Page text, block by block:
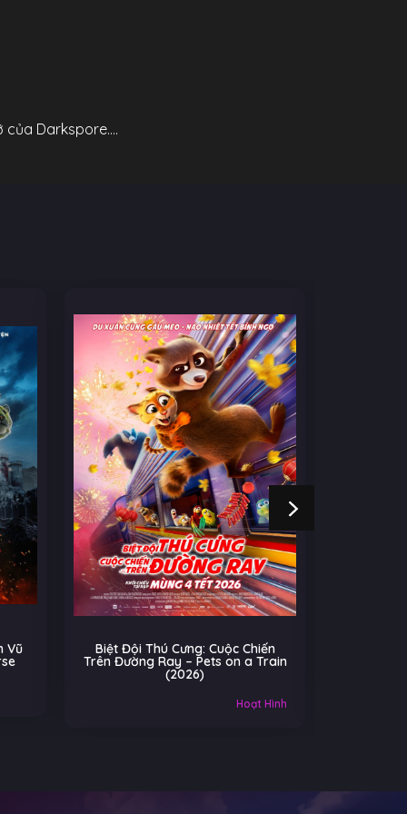
của Darkspore….
Vũ Biệt Đội Thú Cưng: Cuộc Chiến
Trên Đường Ray – Pets on a Train
(2026)
Hoạt Hình